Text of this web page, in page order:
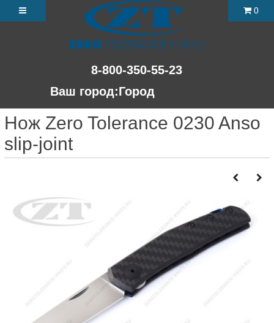
8-800-350-55-23
Ваш город:Город
0
Нож Zero Tolerance 0230 Anso
slip-joint